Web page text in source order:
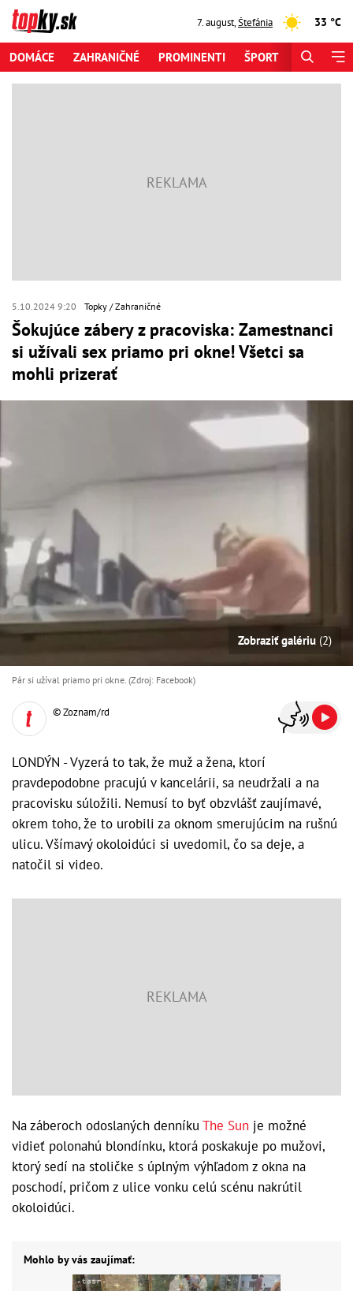
7. august,Štefánia 33 °C
DOMÁCE ZAHRANIČNÉ PROMINENTI ŠPORT
5.10.2024 9:20 Topky Zahraničné
Šokujúce zábery z pracoviska: Zamestnanci
si užívali sex priamo pri okne! Všetci sa
mohli prizerať
Zobraziť galériu (2)
Pár si užíval priamo pri okne. (Zdroj: Facebook)
© Zoznam/rd
LONDÝN - Vyzerá to tak, že muž a žena, ktorí
pravdepodobne pracujú v kancelárii, sa neudržali a na
pracovisku súložili. Nemusí to byť obzvlášť zaujímavé,
okrem toho, že to urobili za oknom smerujúcim na rušnú
ulicu. Všímavý okoloidúci si uvedomil, čo sa deje, a
natočil si video.
Na záberoch odoslaných denníku The Sun je možné
vidieť polonahú blondínku, ktorá poskakuje po mužovi,
ktorý sedí na stoličke s úplným výhľadom z okna na
poschodí, pričom z ulice vonku celú scénu nakrútil
okoloidúci.
Mohlo by vás zaujímať: